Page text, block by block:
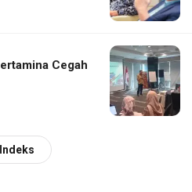
Cegah
Indeks